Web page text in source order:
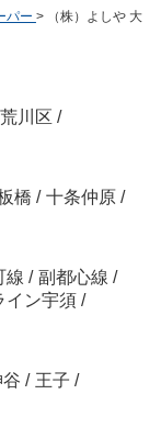
パー >
（株）よしや 大
荒川区 /
橋 / 十条仲原 /
線 / 副都心線 /
イン宇須 /
/ 王子 /